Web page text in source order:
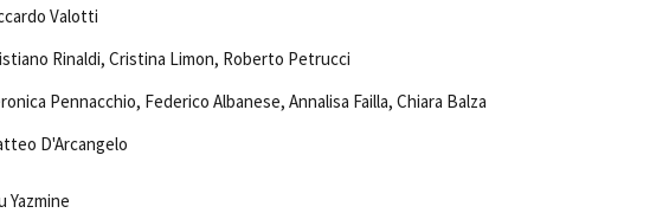
Valotti
Rinaldi, Cristina Limon, Roberto Petrucci
Pennacchio, Federico Albanese, Annalisa Failla, Chiara Balza
D'Arcangelo
Yazmine